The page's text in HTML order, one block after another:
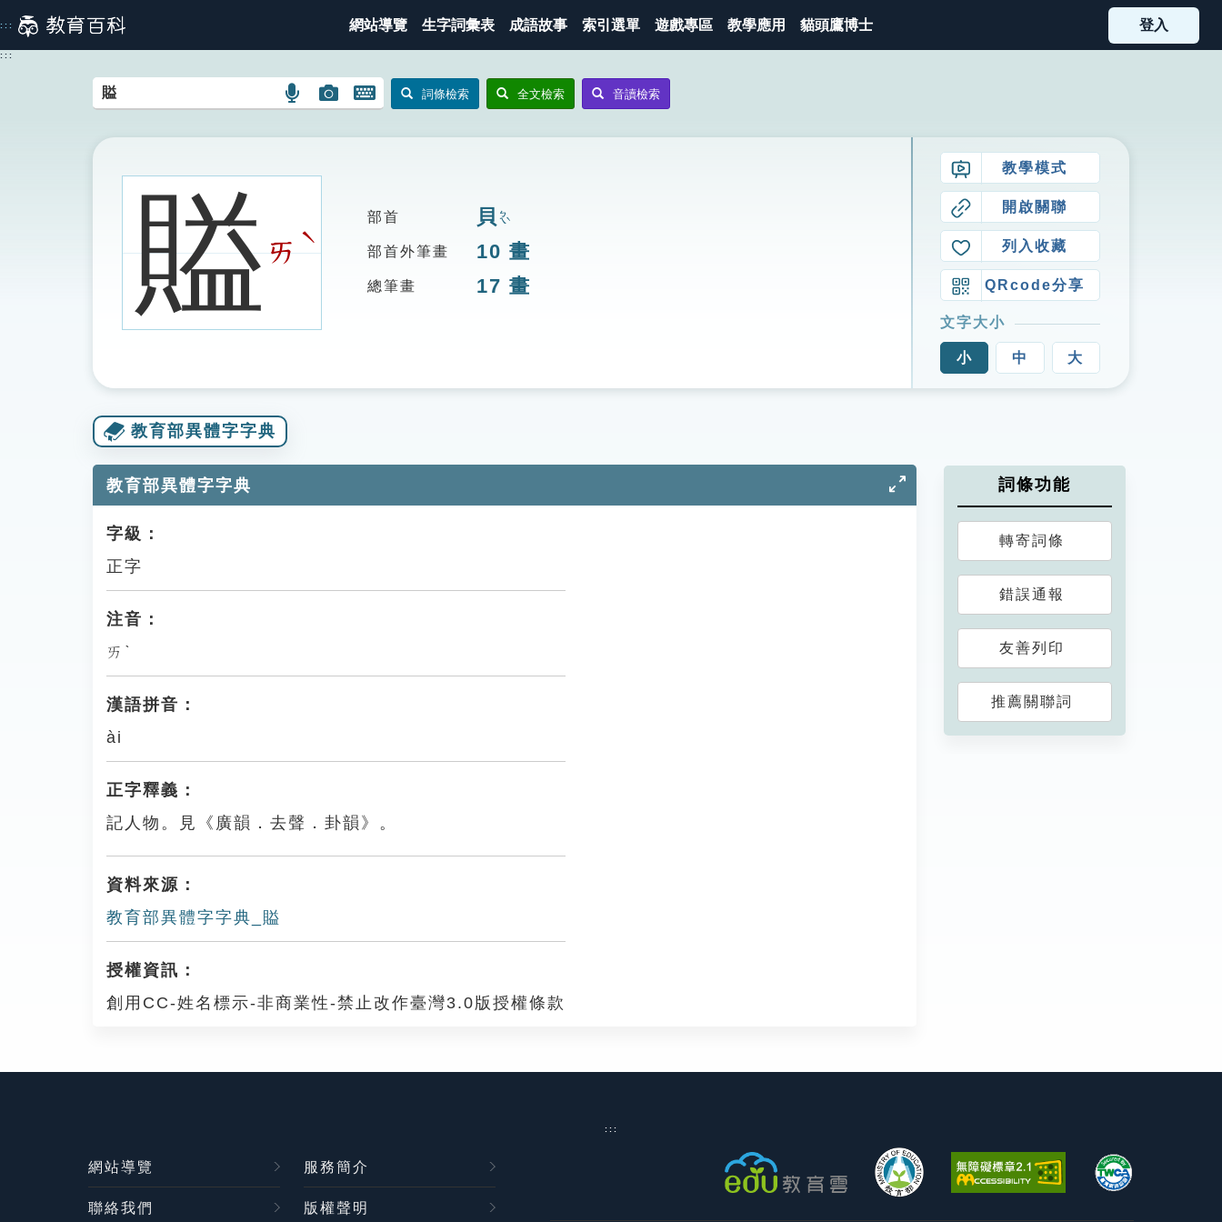
到
主
::: 網站導覽 生字詞彙表 成語故事 索引選單 遊戲專區 教學應用 貓頭鷹博士 登入
:::
語
搜
圖
圖
搜
開
鍵
詞條檢索 全文檢索 音讀檢索
賹ㄞ
ˋ
部首 貝 ㄅㄟˋ
部首外筆畫 10 畫
總筆畫 17 畫
教學模式
開啟關聯
列入收藏
QRcode分享
文字大小
小 中 大
教育部異體字字典
教育部異體字字典
字級：
正字
注音：
ㄞˋ
漢語拼音：
ài
正字釋義：
記人物。見《廣韻．去聲．卦韻》。
資料來源：
教育部異體字字典_賹
授權資訊：
創用CC-姓名標示-非商業性-禁止改作臺灣3.0版授權條款
詞條功能
轉寄詞條
錯誤通報
友善列印
推薦關聯詞
:::
網站導覽 服務簡介
聯絡我們 版權聲明